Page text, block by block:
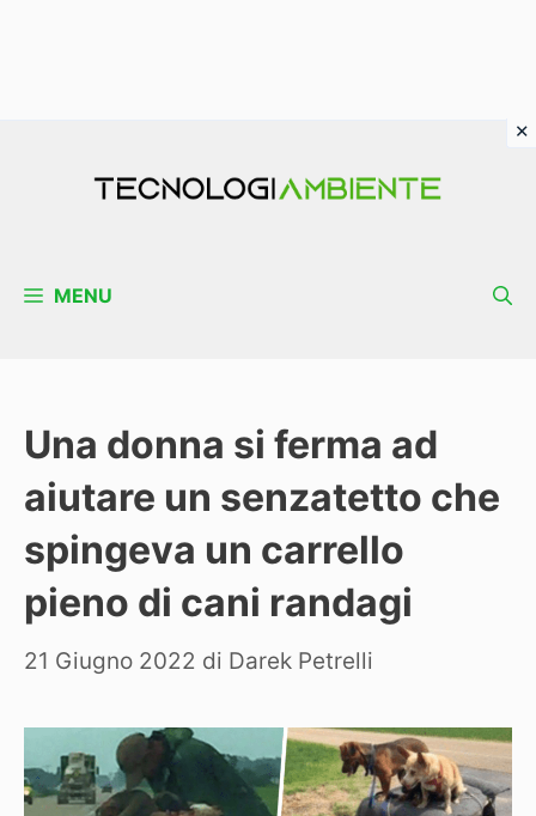
MENU
Una donna si ferma ad
aiutare un senzatetto che
spingeva un carrello
pieno di cani randagi
21 Giugno 2022 di Darek Petrelli